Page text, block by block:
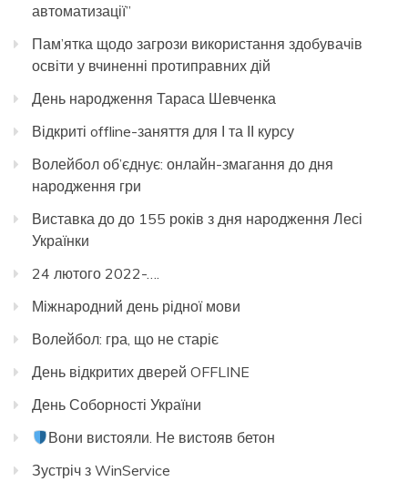
автоматизації”
Пам’ятка щодо загрози використання здобувачів
освіти у вчиненні протиправних дій
День народження Тараса Шевченка
Відкриті offline-заняття для І та ІІ курсу
Волейбол об’єднує: онлайн-змагання до дня
народження гри
Виставка до до 155 років з дня народження Лесі
Українки
24 лютого 2022-….
Міжнародний день рідної мови
Волейбол: гра, що не старіє
День відкритих дверей OFFLINE
День Соборності України
Вони вистояли. Не вистояв бетон
Зустріч з WinService